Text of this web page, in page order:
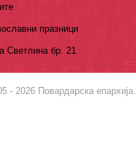
празници
Светлина бр. 21
- 2026 Повардарска епархија.